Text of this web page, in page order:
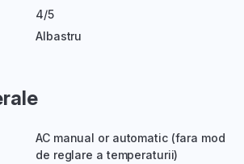
4/5
Albastru
AC manual or automatic (fara mod
de reglare a temperaturii)